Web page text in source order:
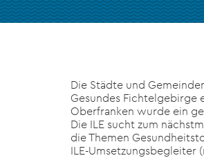
Die Städte und
Gesundes Fichtelgebirge
Oberfranken wurde ein
Die ILE sucht zum
die Themen
ILE-Umsetzungsbegleiter